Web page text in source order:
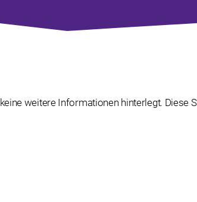
weitere Informationen hinterlegt. Diese